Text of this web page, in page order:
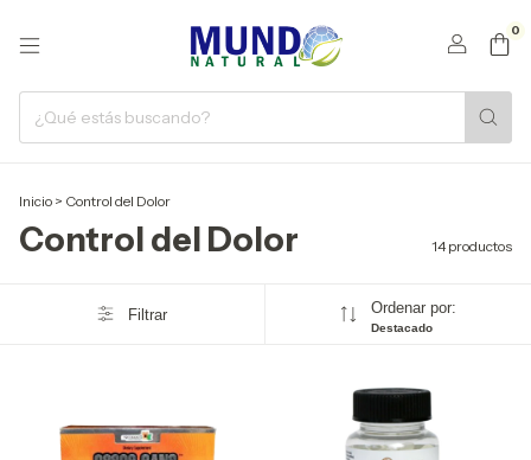
0
Inicio > Control del Dolor
Control del Dolor 14 productos
Filtrar Ordenar por:
Destacado